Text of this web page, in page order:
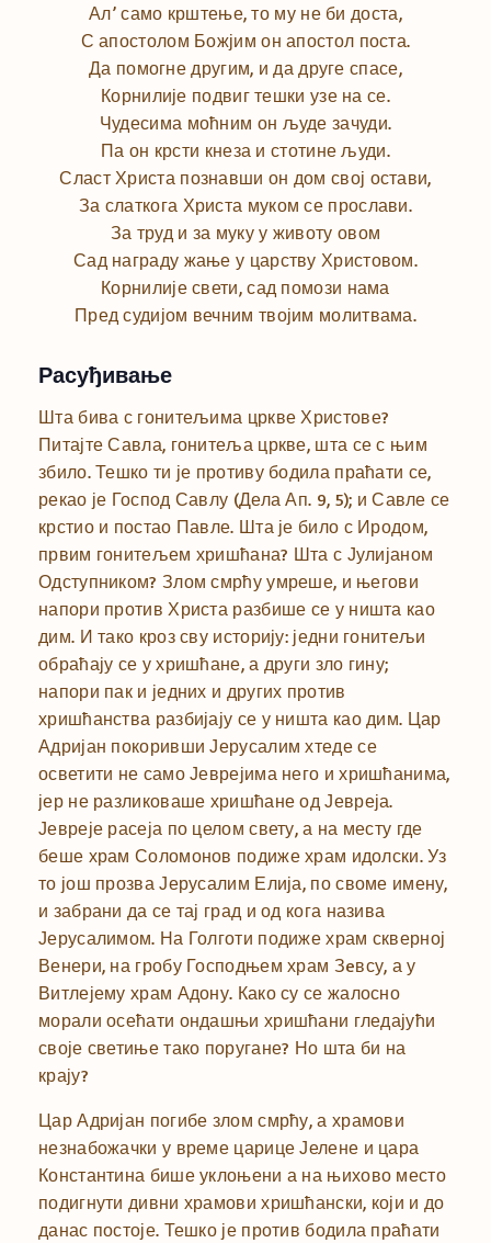
Ал’ само крштење, то му не би доста,
С апостолом Божјим он апостол поста.
Да помогне другим, и да друге спасе,
Корнилије подвиг тешки узе на се.
Чудесима моћним он људе зачуди.
Па он крсти кнеза и стотине људи.
Сласт Христа познавши он дом свој остави,
За слаткога Христа муком се прослави.
За труд и за муку у животу овом
Сад награду жање у царству Христовом.
Корнилије свети, сад помози нама
Пред судијом вечним твојим молитвама.
Расуђивање
Шта бива с гонитељима цркве Христове?
Питајте Савла, гонитеља цркве, шта се с њим
збило. Тешко ти је противу бодила праћати се,
рекао је Господ Савлу (Дела Ап. 9, 5); и Савле се
крстио и постао Павле. Шта је било с Иродом,
првим гонитељем хришћана? Шта с Јулијаном
Одступником? Злом смрћу умреше, и његови
напори против Христа разбише се у ништа као
дим. И тако кроз сву историју: једни гонитељи
обраћају се у хришћане, а други зло гину;
напори пак и једних и других против
хришћанства разбијају се у ништа као дим. Цар
Адријан покоривши Јерусалим хтеде се
осветити не само Јеврејима него и хришћанима,
јер не разликоваше хришћане од Јевреја.
Јевреје расеја по целом свету, а на месту где
беше храм Соломонов подиже храм идолски. Уз
то још прозва Јерусалим Елија, по своме имену,
и забрани да се тај град и од кога назива
Јерусалимом. На Голготи подиже храм скверној
Венери, на гробу Господњем храм Зeвсу, а у
Витлејему храм Адону. Како су се жалосно
морали осећати ондашњи хришћани гледајући
своје светиње тако поругане? Но шта би на
крају?
Цар Адријан погибе злом смрћу, а храмови
незнабожачки у време царице Јелене и цара
Константина бише уклоњени а на њихово место
подигнути дивни храмови хришћански, који и до
данас постоје. Тешко је против бодила праћати